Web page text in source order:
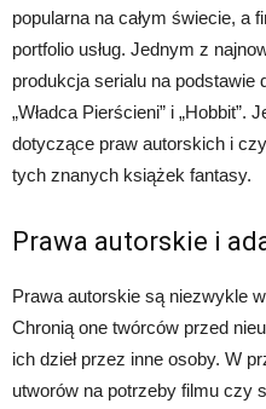
popularna na całym świecie, a
portfolio usług. Jednym z
produkcja serialu na podstawie
„Władca Pierścieni” i „Hobbit”.
dotyczące praw autorskich i
tych znanych książek fantasy.
Prawa autorskie i
Prawa autorskie są niezwykle
Chronią one twórców przed
ich dzieł przez inne osoby. W
utworów na potrzeby filmu czy